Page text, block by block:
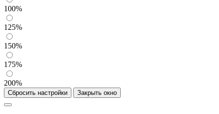
100%
125%
150%
175%
200%
Сбросить настройки Закрыть окно